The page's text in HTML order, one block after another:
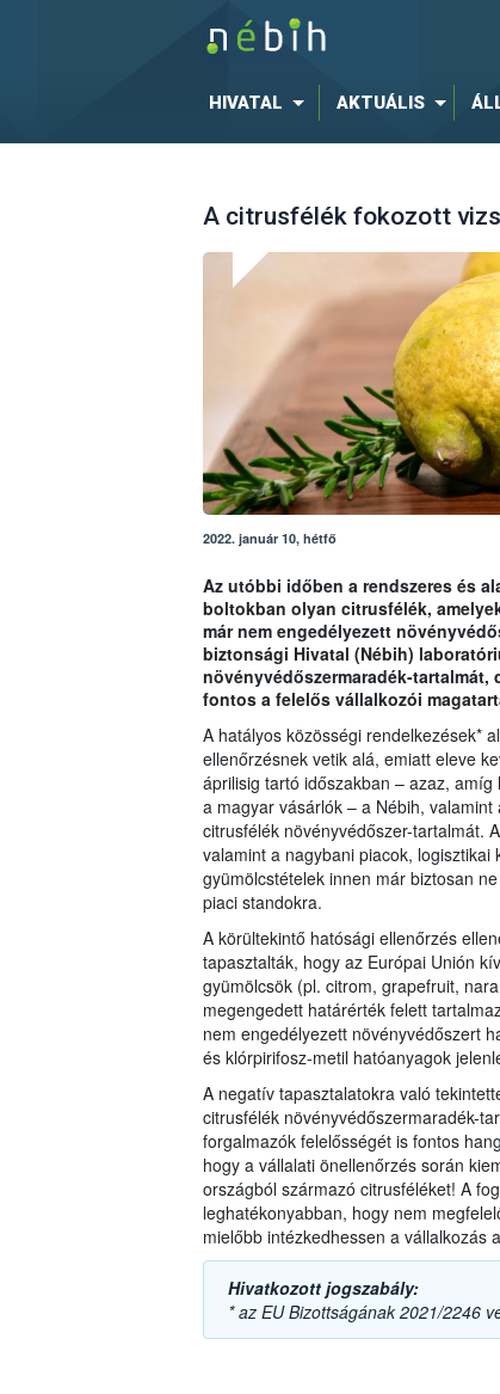
HIVATAL AKTUÁLIS
A citrusfélék fokozott
2022. január 10, hétfő
Az utóbbi időben a rendszeres és
boltokban olyan citrusfélék,
már nem engedélyezett
biztonsági Hivatal (Nébih)
növényvédőszermaradék-
fontos a felelős vállalkozói
A hatályos közösségi rendelkezések*
ellenőrzésnek vetik alá, emiatt eleve
áprilisig tartó időszakban – azaz,
a magyar vásárlók – a Nébih,
citrusfélék növényvédőszer-tartalmát.
valamint a nagybani piacok,
gyümölcstételek innen már biztosan
piaci standokra.
A körültekintő hatósági ellenőrzés
tapasztalták, hogy az Európai Unión
gyümölcsök (pl. citrom, grapefruit,
megengedett határérték felett
nem engedélyezett növényvédőszert
és klórpirifosz-metil hatóanyagok
A negatív tapasztalatokra való
citrusfélék növényvédőszermaradék-
forgalmazók felelősségét is fontos
hogy a vállalati önellenőrzés során
országból származó citrusféléket! A
leghatékonyabban, hogy nem
mielőbb intézkedhessen a vállalkozás
Hivatkozott jogszabály:
* az EU Bizottságának 2021/2246